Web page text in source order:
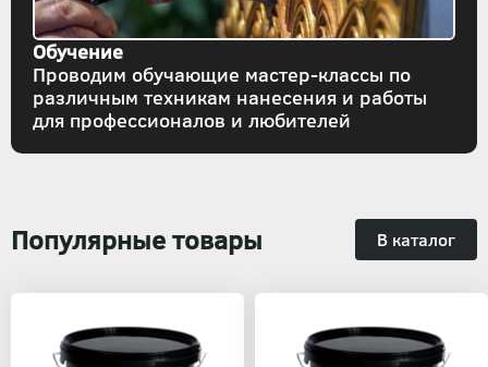
Обучение
Проводим обучающие мастер-классы по
различным техникам нанесения и работы
для профессионалов и любителей
Популярные товары В каталог